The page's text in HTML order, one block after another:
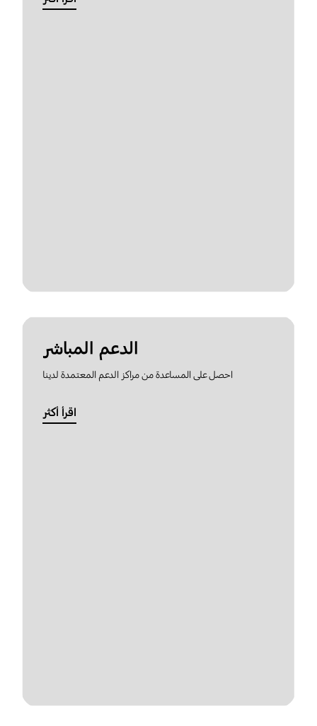
الدعم المباشر
احصل على المساعدة من مراكز الدعم المعتمدة لدينا
اقرأ أكثر